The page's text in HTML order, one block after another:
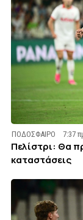
ΠΟΔΟΣΦΑΙΡΟ 7:37
Πελίστρι: Θα
καταστάσεις